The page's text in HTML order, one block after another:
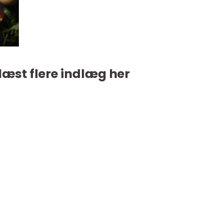
flere indlæg her